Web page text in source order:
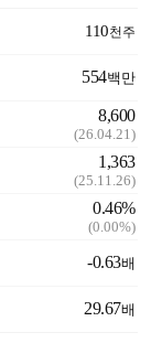
110천주
554백만
8,600
(26.04.21)
1,363
(25.11.26)
0.46%
(0.00%)
-0.63배
29.67배